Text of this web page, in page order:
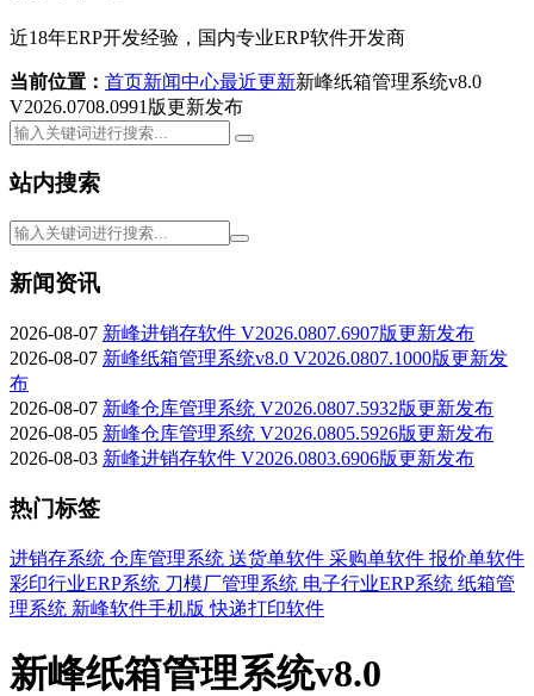
近18年ERP开发经验，国内专业ERP软件开发商
当前位置： 首页新闻中心最近更新新峰纸箱管理系统v8.0
V2026.0708.0991版更新发布
站内搜索
新闻资讯
2026-08-07 新峰进销存软件 V2026.0807.6907版更新发布
2026-08-07 新峰纸箱管理系统v8.0 V2026.0807.1000版更新发
布
2026-08-07 新峰仓库管理系统 V2026.0807.5932版更新发布
2026-08-05 新峰仓库管理系统 V2026.0805.5926版更新发布
2026-08-03 新峰进销存软件 V2026.0803.6906版更新发布
热门标签
进销存系统 仓库管理系统 送货单软件 采购单软件 报价单软件
彩印行业ERP系统 刀模厂管理系统 电子行业ERP系统 纸箱管
理系统 新峰软件手机版快递打印软件
新峰纸箱管理系统v8.0